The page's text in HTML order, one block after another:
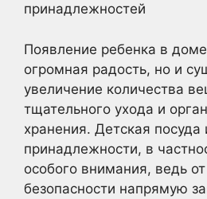
принадлежностей
Появление ребенка в
огромная радость, но и
увеличение количества
тщательного ухода и
хранения. Детская посуда
принадлежности, в
особого внимания, ведь
безопасности напрямую